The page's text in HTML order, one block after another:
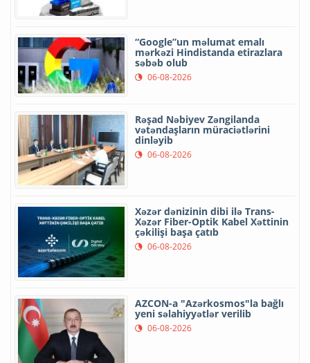
“Google”un məlumat emalı
mərkəzi Hindistanda etirazlara
səbəb olub
06-08-2026
Rəşad Nəbiyev Zəngilanda
vətəndaşların müraciətlərini
dinləyib
06-08-2026
Xəzər dənizinin dibi ilə Trans-
Xəzər Fiber-Optik Kabel Xəttinin
çəkilişi başa çatıb
06-08-2026
AZCON-a "Azərkosmos"la bağlı
yeni səlahiyyətlər verilib
06-08-2026